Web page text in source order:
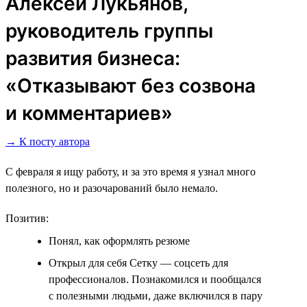
руководитель группы
развития бизнеса:
«Отказывают без созвона
и комментариев»
→ К посту автора
С февраля я ищу работу, и за это время я узнал много
полезного, но и разочарований было немало.
Позитив:
Понял, как оформлять резюме
Открыл для себя Сетку ― соцсеть для
профессионалов. Познакомился и пообщался
с полезными людьми, даже включился в пару